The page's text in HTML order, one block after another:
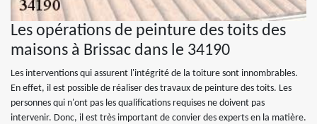
Les opérations de peinture des toits des
maisons à Brissac dans le 34190
Les interventions qui assurent l'intégrité de la toiture sont innombrables.
En effet, il est possible de réaliser des travaux de peinture des toits. Les
personnes qui n'ont pas les qualifications requises ne doivent pas
intervenir. Donc, il est très important de convier des experts en la matière.